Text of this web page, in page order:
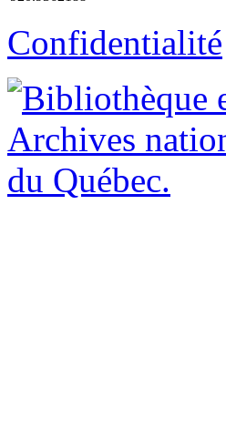
Confidentialité